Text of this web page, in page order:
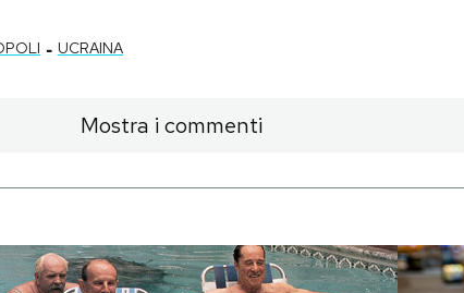
- UCRAINA
Mostra i commenti